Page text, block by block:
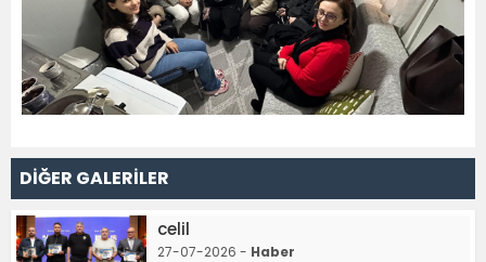
DİĞER GALERİLER
celil
27-07-2026 - Haber